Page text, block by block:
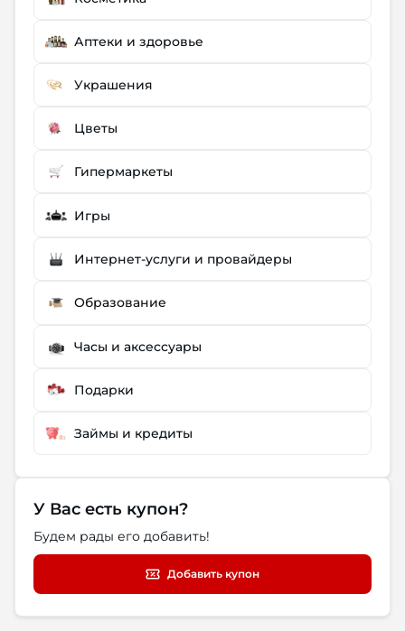
Аптеки и здоровье
Украшения
Цветы
Гипермаркеты
Игры
Интернет-услуги и провайдеры
Образование
Часы и аксессуары
Подарки
Займы и кредиты
У Вас есть купон?
Будем рады его добавить!
Добавить купон